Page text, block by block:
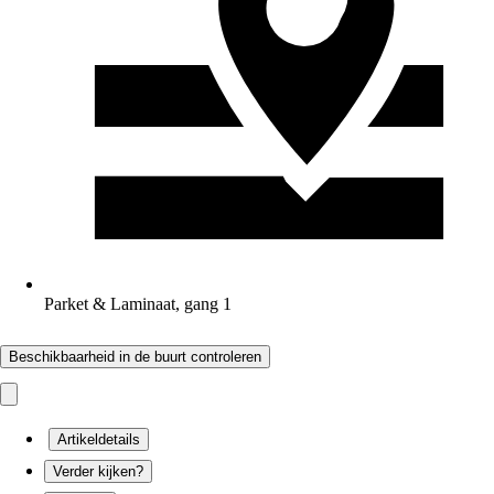
Parket & Laminaat, gang 1
Beschikbaarheid in de buurt controleren
Artikeldetails
Verder kijken?